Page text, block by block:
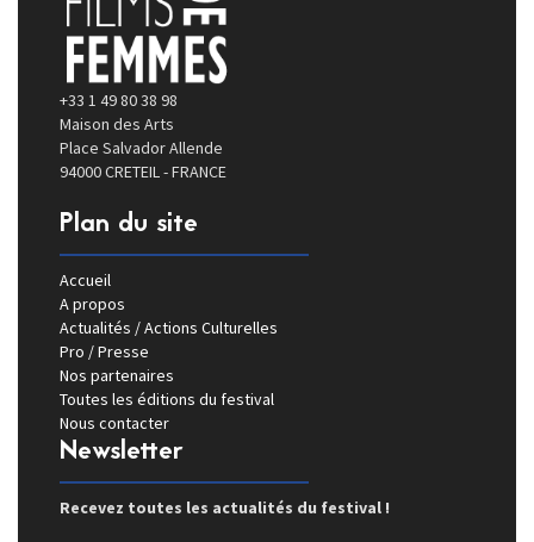
+33 1 49 80 38 98
Maison des Arts
Place Salvador Allende
94000 CRETEIL - FRANCE
Plan du site
Accueil
A propos
Actualités / Actions Culturelles
Pro / Presse
Nos partenaires
Toutes les éditions du festival
Nous contacter
Newsletter
Recevez toutes les actualités du festival !